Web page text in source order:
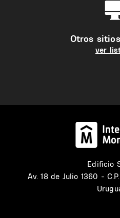
Otros
ver
Edificio
Av. 18 de Julio 1360 -